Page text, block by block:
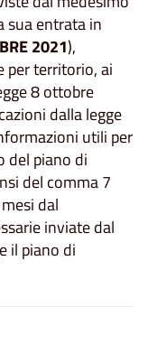
sua entrata in
2021),
territorio, ai
8 ottobre
dalla legge
utili per
del piano di
del comma 7
dal
inviate dal
il piano di